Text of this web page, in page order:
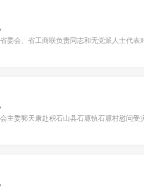
委会、省工商联负责同志和无党派人士代
主委郭天康赴积石山县石塬镇石塬村慰问